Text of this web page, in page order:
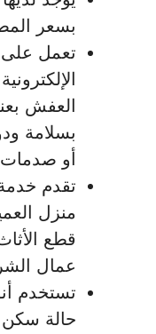
بسعر
تعمل على
العفش
بسلامة
أو صدمات
تقدم
منزل
قطع
عمال
تستخدم
حالة سكن